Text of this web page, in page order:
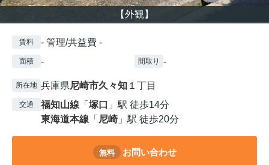
【外観】
賃料 - 管理/共益費 -
面積 - 間取り -
所在地 兵庫県尼崎市久々知 １丁目
交通 福知山線 「 塚口 」駅 徒歩14分
東海道本線 「 尼崎」駅 徒歩20分
無料 お問い合わせ